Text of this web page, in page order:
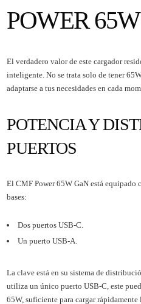
POWER
El verdadero valor de este cargador
inteligente. No se trata solo de tener
adaptarse a tus necesidades en cada
POTENCIA Y
PUERTOS
El CMF Power 65W GaN está equipado
bases:
Dos puertos USB-C.
Un puerto USB-A.
La clave está en su sistema de
utiliza un único puerto USB-C, este
65W, suficiente para cargar